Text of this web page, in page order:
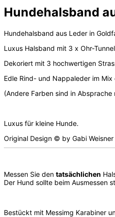
Hundehalsband
Hundehalsband aus Leder in
Luxus Halsband mit 3 x Ohr-
Dekoriert mit 3 hochwertigen
Edle Rind- und Nappaleder im
(Andere Farben sind in Absprache
Luxus für kleine Hunde.
Original Design © by Gabi Weisner
Messen Sie den tatsächlichen
Der Hund sollte beim Ausmessen
Bestückt mit Messimg Karabiner